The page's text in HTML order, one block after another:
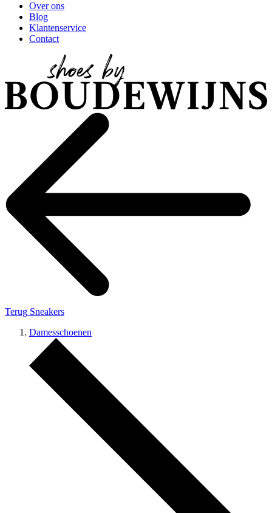
Over ons
Blog
Klantenservice
Contact
Terug Sneakers
Damesschoenen